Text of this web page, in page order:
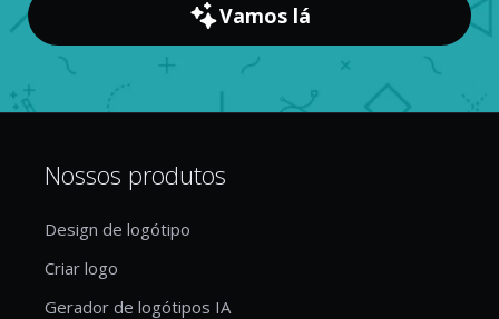
Vamos lá
Nossos produtos
Design de logótipo
Criar logo
Gerador de logótipos IA